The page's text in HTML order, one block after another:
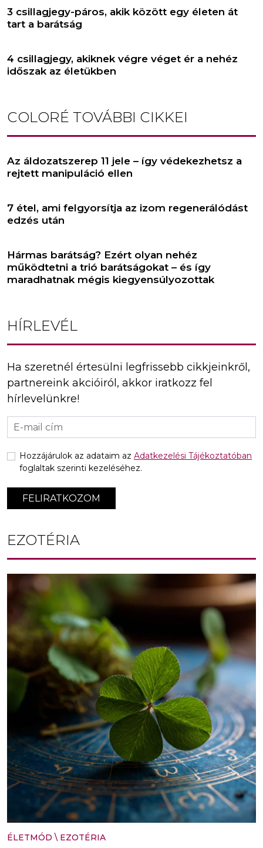
3 csillagjegy-páros, akik között egy életen át
tart a barátság
4 csillagjegy, akiknek végre véget ér a nehéz
időszak az életükben
COLORÉ TOVÁBBI CIKKEI
Az áldozatszerep 11 jele – így védekezhetsz a
rejtett manipuláció ellen
7 étel, ami felgyorsítja az izom regenerálódást
edzés után
Hármas barátság? Ezért olyan nehéz
működtetni a trió barátságokat – és így
maradhatnak mégis kiegyensúlyozottak
HÍRLEVÉL
Ha szeretnél értesülni legfrissebb cikkjeinkről,
partnereink akcióiról, akkor iratkozz fel
hírlevelünkre!
FELIRATKOZOM
Hozzájárulok az adataim az Adatkezelési Tájékoztatóban
foglaltak szerinti kezeléséhez.
EZOTÉRIA
ÉLETMÓD \ EZOTÉRIA